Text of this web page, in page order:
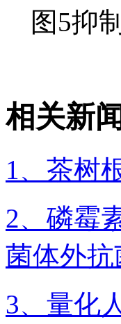
图5抑
相关新
1、茶树
2、磷霉
菌体外
3、量化